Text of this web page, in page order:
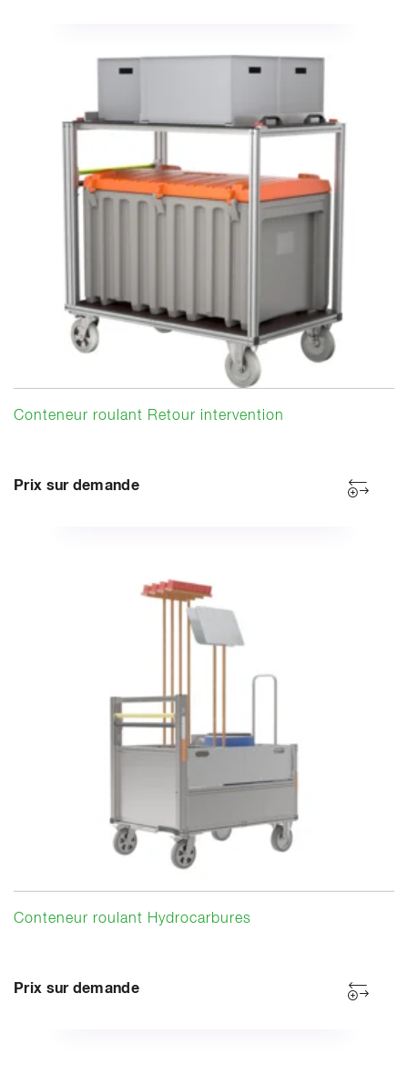
Conteneur roulant Retour intervention
Prix sur demande
Conteneur roulant Hydrocarbures
Prix sur demande